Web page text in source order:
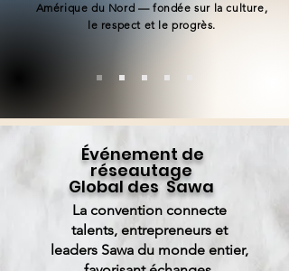
Amérique du Nord — fondée sur la culture,
le respect et le progrès.
La convention connecte
talents, entrepreneurs et
leaders Sawa du monde entier,
Événement de
réseautage
Global des Sawa